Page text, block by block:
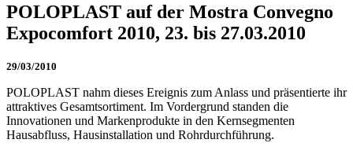
POLOPLAST auf der Mostra Convegno
Expocomfort 2010, 23. bis 27.03.2010
29/03/2010
POLOPLAST nahm dieses Ereignis zum Anlass und präsentierte ihr
attraktives Gesamtsortiment. Im Vordergrund standen die
Innovationen und Markenprodukte in den Kernsegmenten
Hausabfluss, Hausinstallation und Rohrdurchführung.